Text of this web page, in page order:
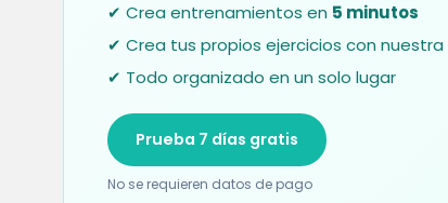
✔ Crea entrenamientos en 5 minutos
✔ Crea tus propios ejercicios con
✔ Todo organizado en un solo lugar
Prueba 7 días gratis
No se requieren datos de pago